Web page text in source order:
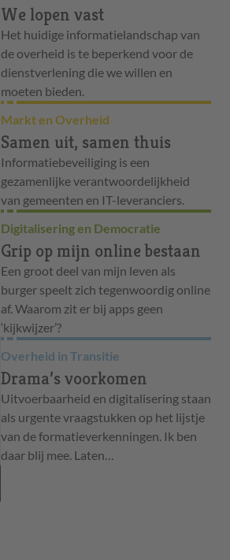
We lopen vast
Het huidige informatielandschap van
de overheid is te beperkend voor de
dienstverlening die we willen en
moeten bieden.
Markt en Overheid
Samen uit, samen thuis
Informatiebeveiliging is een
gezamenlijke verantwoordelijkheid
van gemeenten en IT-leveranciers.
Digitalisering en Democratie
Grip op mijn online bestaan
Een groot deel van mijn leven als
burger speelt zich tegenwoordig online
af. Waarom zit er bij apps geen
‘kijkwijzer’?
Overheid in Transitie
Drama’s voorkomen
Uitvoerbaarheid en digitalisering staan
als urgente vraagstukken op het lijstje
van de formatieverkenningen. Ik ben
daar blij mee. Laten…